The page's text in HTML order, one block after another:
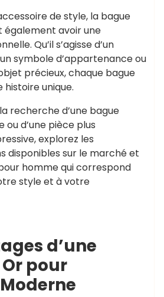
de style, la bague
également avoir une
Qu’il s’agisse d’un
symbole d’appartenance ou
précieux, chaque bague
unique.
recherche d’une bague
d’une pièce plus
explorez les
disponibles sur le marché et
homme qui correspond
style et à votre
d’une
pour